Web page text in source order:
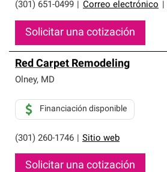
(301) 651-0499
Correo electrónico
Solicitar una cotización
Red Carpet Remodeling
Olney, MD
(301) 260-1746 Sitio web
Financiación disponible
Solicitar una cotización